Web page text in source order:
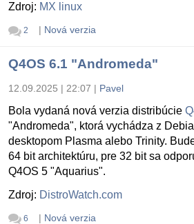
Zdroj: MX linux
2 | Nová verzia
Q4OS 6.1 "Andromeda"
12.09.2025 | 22:07 | Pavel
Bola vydaná nová verzia distribúcie
"Andromeda", ktorá vychádza z
desktopom Plasma alebo Trinity.
64 bit architektúru, pre 32 bit sa
Q4OS 5 "Aquarius".
Zdroj: DistroWatch.com
6 | Nová verzia